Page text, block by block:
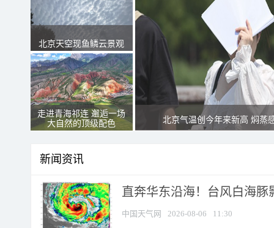
北京天空现鱼鳞云景观
走进青海祁连 邂逅一场
大自然的顶级配色
北京气温创今年来新高 焖蒸
新闻资讯
直奔华东沿海！台风白海豚
中国天气网 2026-08-06 11:30